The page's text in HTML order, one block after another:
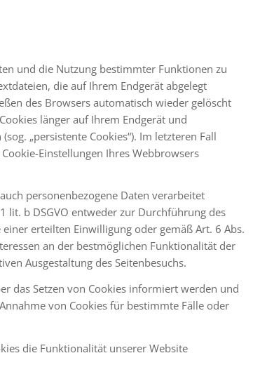
und die Nutzung bestimmter Funktionen zu
die auf Ihrem Endgerät abgelegt
des Browsers automatisch wieder gelöscht
länger auf Ihrem Endgerät und
„persistente Cookies“). Im letzteren Fall
Einstellungen Ihres Webbrowsers
personenbezogene Daten verarbeitet
lit. b DSGVO entweder zur Durchführung des
erteilten Einwilligung oder gemäß Art. 6 Abs.
an der bestmöglichen Funktionalität der
Ausgestaltung des Seitenbesuchs.
das Setzen von Cookies informiert werden und
von Cookies für bestimmte Fälle oder
die Funktionalität unserer Website